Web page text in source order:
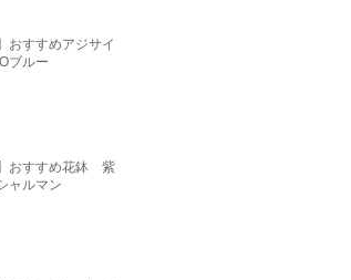
おすすめアジサイ
ブルー
おすすめ花鉢 紫陽
ャルマン